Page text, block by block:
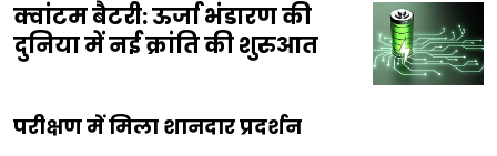
क्वांटम बैटरी: ऊर्जा भंडारण की
दुनिया में नई क्रांति की शुरुआत
परीक्षण में मिला शानदार प्रदर्शन